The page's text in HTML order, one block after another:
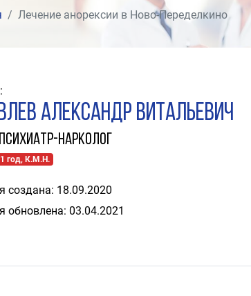
Лечение анорексии в Ново-Переделкино
Александр Витальевич
нарколог
год, К.М.Н.
создана: 18.09.2020
обновлена: 03.04.2021